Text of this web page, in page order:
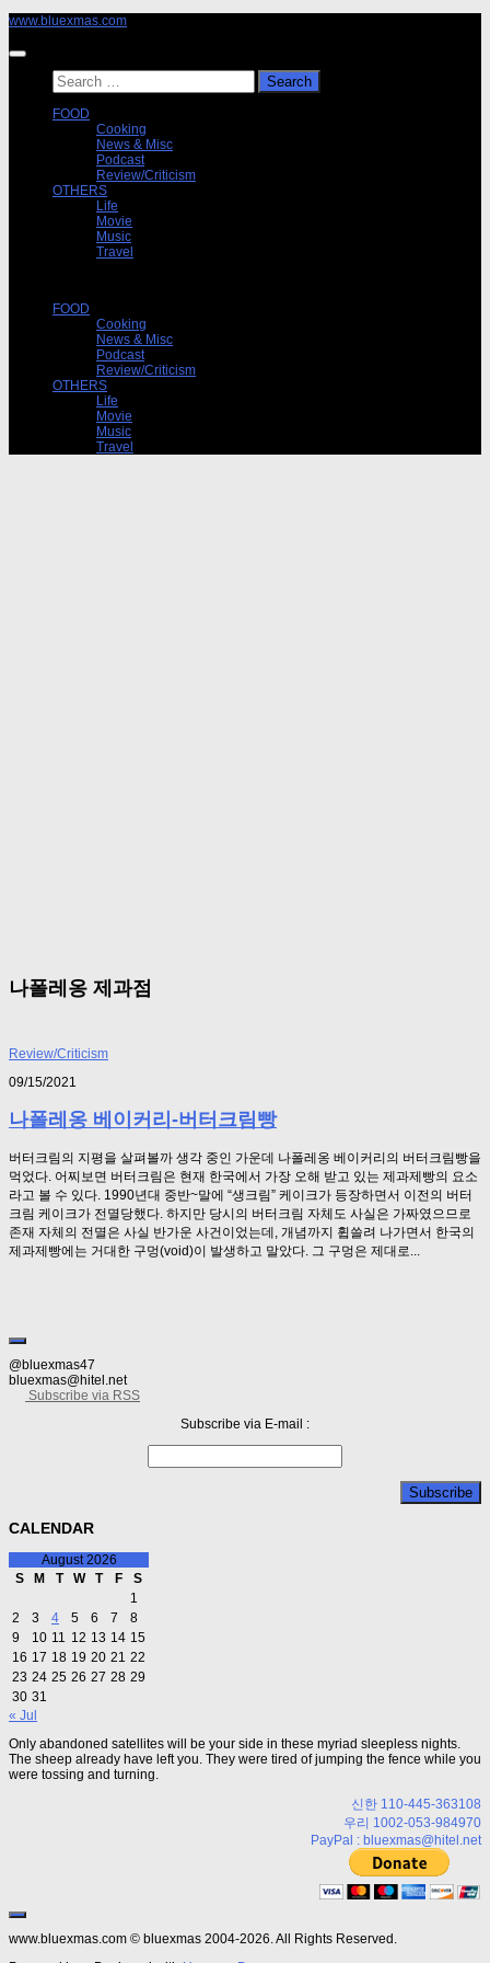
Skip
content
www.bluexmas.com
Search
for:
FOOD
Cooking
News & Misc
Podcast
Review/Criticism
OTHERS
Life
Movie
Music
Travel
FOOD
Cooking
News & Misc
Podcast
Review/Criticism
OTHERS
Life
Movie
Music
Travel
나폴레옹 제과점
Review/Criticism
09/15/2021
나폴레옹 베이커리-버터크림빵
버터크림의 지평을 살펴볼까 생각 중인 가운데 나폴레옹 베이커리의 버터크림빵을
먹었다. 어찌보면 버터크림은 현재 한국에서 가장 오해 받고 있는 제과제빵의 요소
라고 볼 수 있다. 1990년대 중반~말에 “생크림” 케이크가 등장하면서 이전의 버터
크림 케이크가 전멸당했다. 하지만 당시의 버터크림 자체도 사실은 가짜였으므로
존재 자체의 전멸은 사실 반가운 사건이었는데, 개념까지 휩쓸려 나가면서 한국의
제과제빵에는 거대한 구멍(void)이 발생하고 말았다. 그 구멍은 제대로...
@bluexmas47
bluexmas@hitel.net
Subscribe via RSS
Subscribe via E-mail :
CALENDAR
August 2026
S
M T W T F
S
1
2
3 4 5 6 7
8
9
10 11 12 13 14 15
16 17 18 19 20 21 22
23 24 25 26 27 28 29
30 31
« Jul
Only abandoned satellites will be your side in these myriad sleepless nights.
The sheep already have left you. They were tired of jumping the fence while you
were tossing and turning.
신한 110-445-363108
우리 1002-053-984970
PayPal : bluexmas@hitel.net
www.bluexmas.com © bluexmas 2004-2026. All Rights Reserved.